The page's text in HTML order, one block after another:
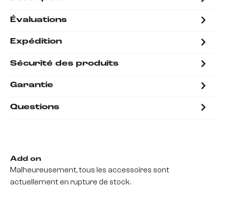
Évaluations
Expédition
Sécurité des produits
Garantie
Questions
Add on
Malheureusement, tous les accessoires sont
actuellement en rupture de stock.